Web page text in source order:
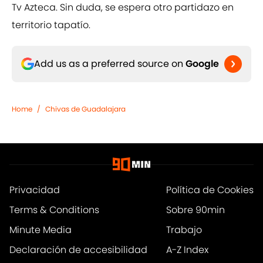
Tv Azteca. Sin duda, se espera otro partidazo en
territorio tapatío.
Add us as a preferred source on Google
Home / Chivas de Guadalajara
Privacidad
Política de Cookies
Terms & Conditions
Sobre 90min
Minute Media
Trabajo
Declaración de accesibilidad
A-Z Index